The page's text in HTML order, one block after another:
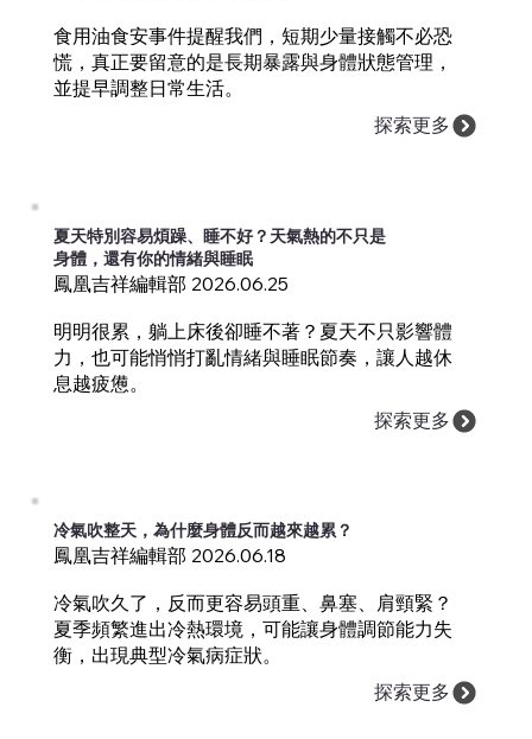
食用油食安事件提醒我們，短期少量接觸不必恐
慌，真正要留意的是長期暴露與身體狀態管理，
並提早調整日常生活。
探索更多
夏天特別容易煩躁、睡不好？天氣熱的不只是
身體，還有你的情緒與睡眠
鳳凰吉祥編輯部 2026.06.25
明明很累，躺上床後卻睡不著？夏天不只影響體
力，也可能悄悄打亂情緒與睡眠節奏，讓人越休
息越疲憊。
探索更多
冷氣吹整天，為什麼身體反而越來越累？
鳳凰吉祥編輯部 2026.06.18
冷氣吹久了，反而更容易頭重、鼻塞、肩頸緊？
夏季頻繁進出冷熱環境，可能讓身體調節能力失
衡，出現典型冷氣病症狀。
探索更多